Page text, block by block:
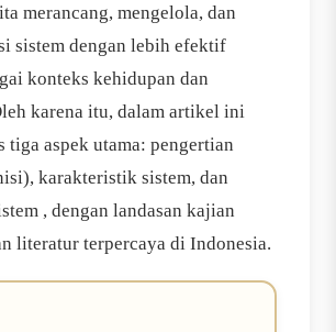
merancang, mengelola, dan
sistem dengan lebih efektif
konteks kehidupan dan
karena itu, dalam artikel ini
tiga aspek utama: pengertian
karakteristik sistem, dan
, dengan landasan kajian
literatur terpercaya di Indonesia.